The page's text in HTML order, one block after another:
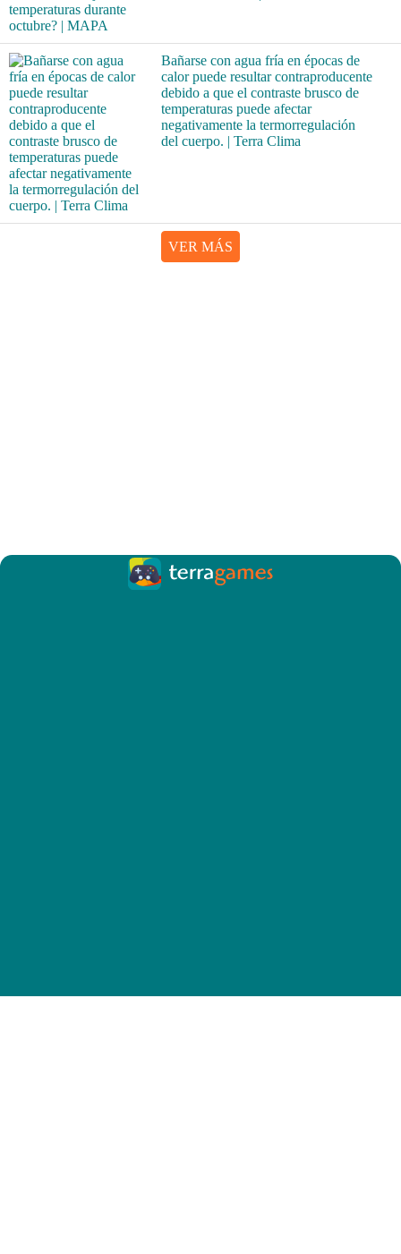
Bañarse con agua fría en épocas de
calor puede resultar contraproducente
debido a que el contraste brusco de
temperaturas puede afectar
negativamente la termorregulación
del cuerpo. | Terra Clima
VER MÁS